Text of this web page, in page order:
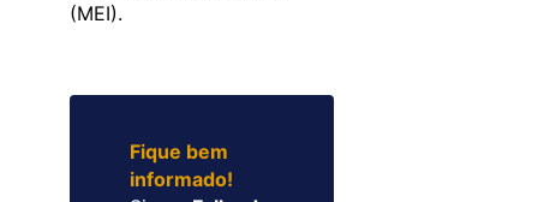
(MEI).
Fique bem
informado!